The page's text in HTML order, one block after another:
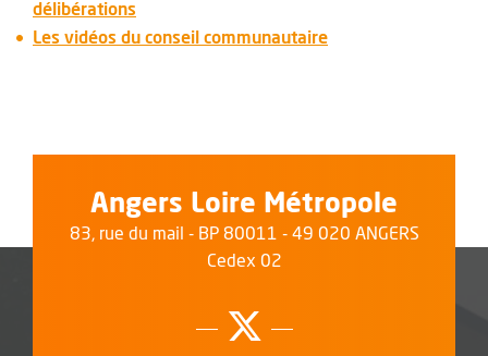
délibérations
Les vidéos du conseil communautaire
Angers Loire Métropole
83, rue du mail - BP 80011 - 49 020 ANGERS
Cedex 02
Suivez-nous
, Ouvre une